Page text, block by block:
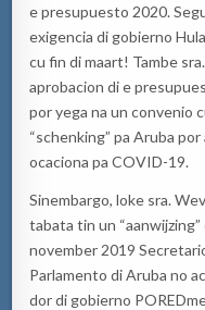
e presupuesto 2020.
exigencia di gobierno
cu fin di maart! Tambe
aprobacion di e
por yega na un convenio
“schenking” pa Aruba
ocaciona pa COVID-19.
Sinembargo, loke sra.
tabata tin un
november 2019
Parlamento di Aruba no
dor di gobierno